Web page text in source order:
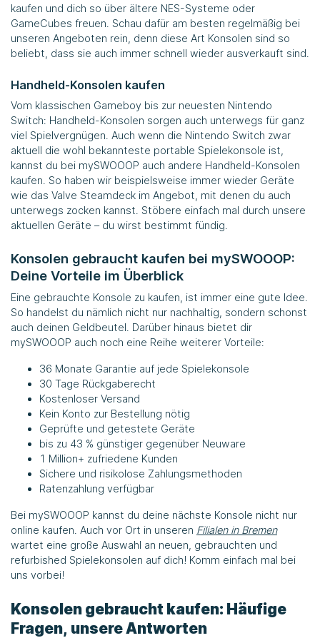
kaufen und dich so über ältere NES-Systeme oder
GameCubes freuen. Schau dafür am besten regelmäßig bei
unseren Angeboten rein, denn diese Art Konsolen sind so
beliebt, dass sie auch immer schnell wieder ausverkauft sind.
Handheld-Konsolen kaufen
Vom klassischen Gameboy bis zur neuesten Nintendo
Switch: Handheld-Konsolen sorgen auch unterwegs für ganz
viel Spielvergnügen. Auch wenn die Nintendo Switch zwar
aktuell die wohl bekannteste portable Spielekonsole ist,
kannst du bei mySWOOOP auch andere Handheld-Konsolen
kaufen. So haben wir beispielsweise immer wieder Geräte
wie das Valve Steamdeck im Angebot, mit denen du auch
unterwegs zocken kannst. Stöbere einfach mal durch unsere
aktuellen Geräte – du wirst bestimmt fündig.
Konsolen gebraucht kaufen bei mySWOOOP:
Deine Vorteile im Überblick
Eine gebrauchte Konsole zu kaufen, ist immer eine gute Idee.
So handelst du nämlich nicht nur nachhaltig, sondern schonst
auch deinen Geldbeutel. Darüber hinaus bietet dir
mySWOOOP auch noch eine Reihe weiterer Vorteile:
36 Monate Garantie auf jede Spielekonsole
30 Tage Rückgaberecht
Kostenloser Versand
Kein Konto zur Bestellung nötig
Geprüfte und getestete Geräte
bis zu 43 % günstiger gegenüber Neuware
1 Million+ zufriedene Kunden
Sichere und risikolose Zahlungsmethoden
Ratenzahlung verfügbar
Bei mySWOOOP kannst du deine nächste Konsole nicht nur
online kaufen. Auch vor Ort in unseren Filialen in Bremen
wartet eine große Auswahl an neuen, gebrauchten und
refurbished Spielekonsolen auf dich! Komm einfach mal bei
uns vorbei!
Konsolen gebraucht kaufen: Häufige
Fragen, unsere Antworten